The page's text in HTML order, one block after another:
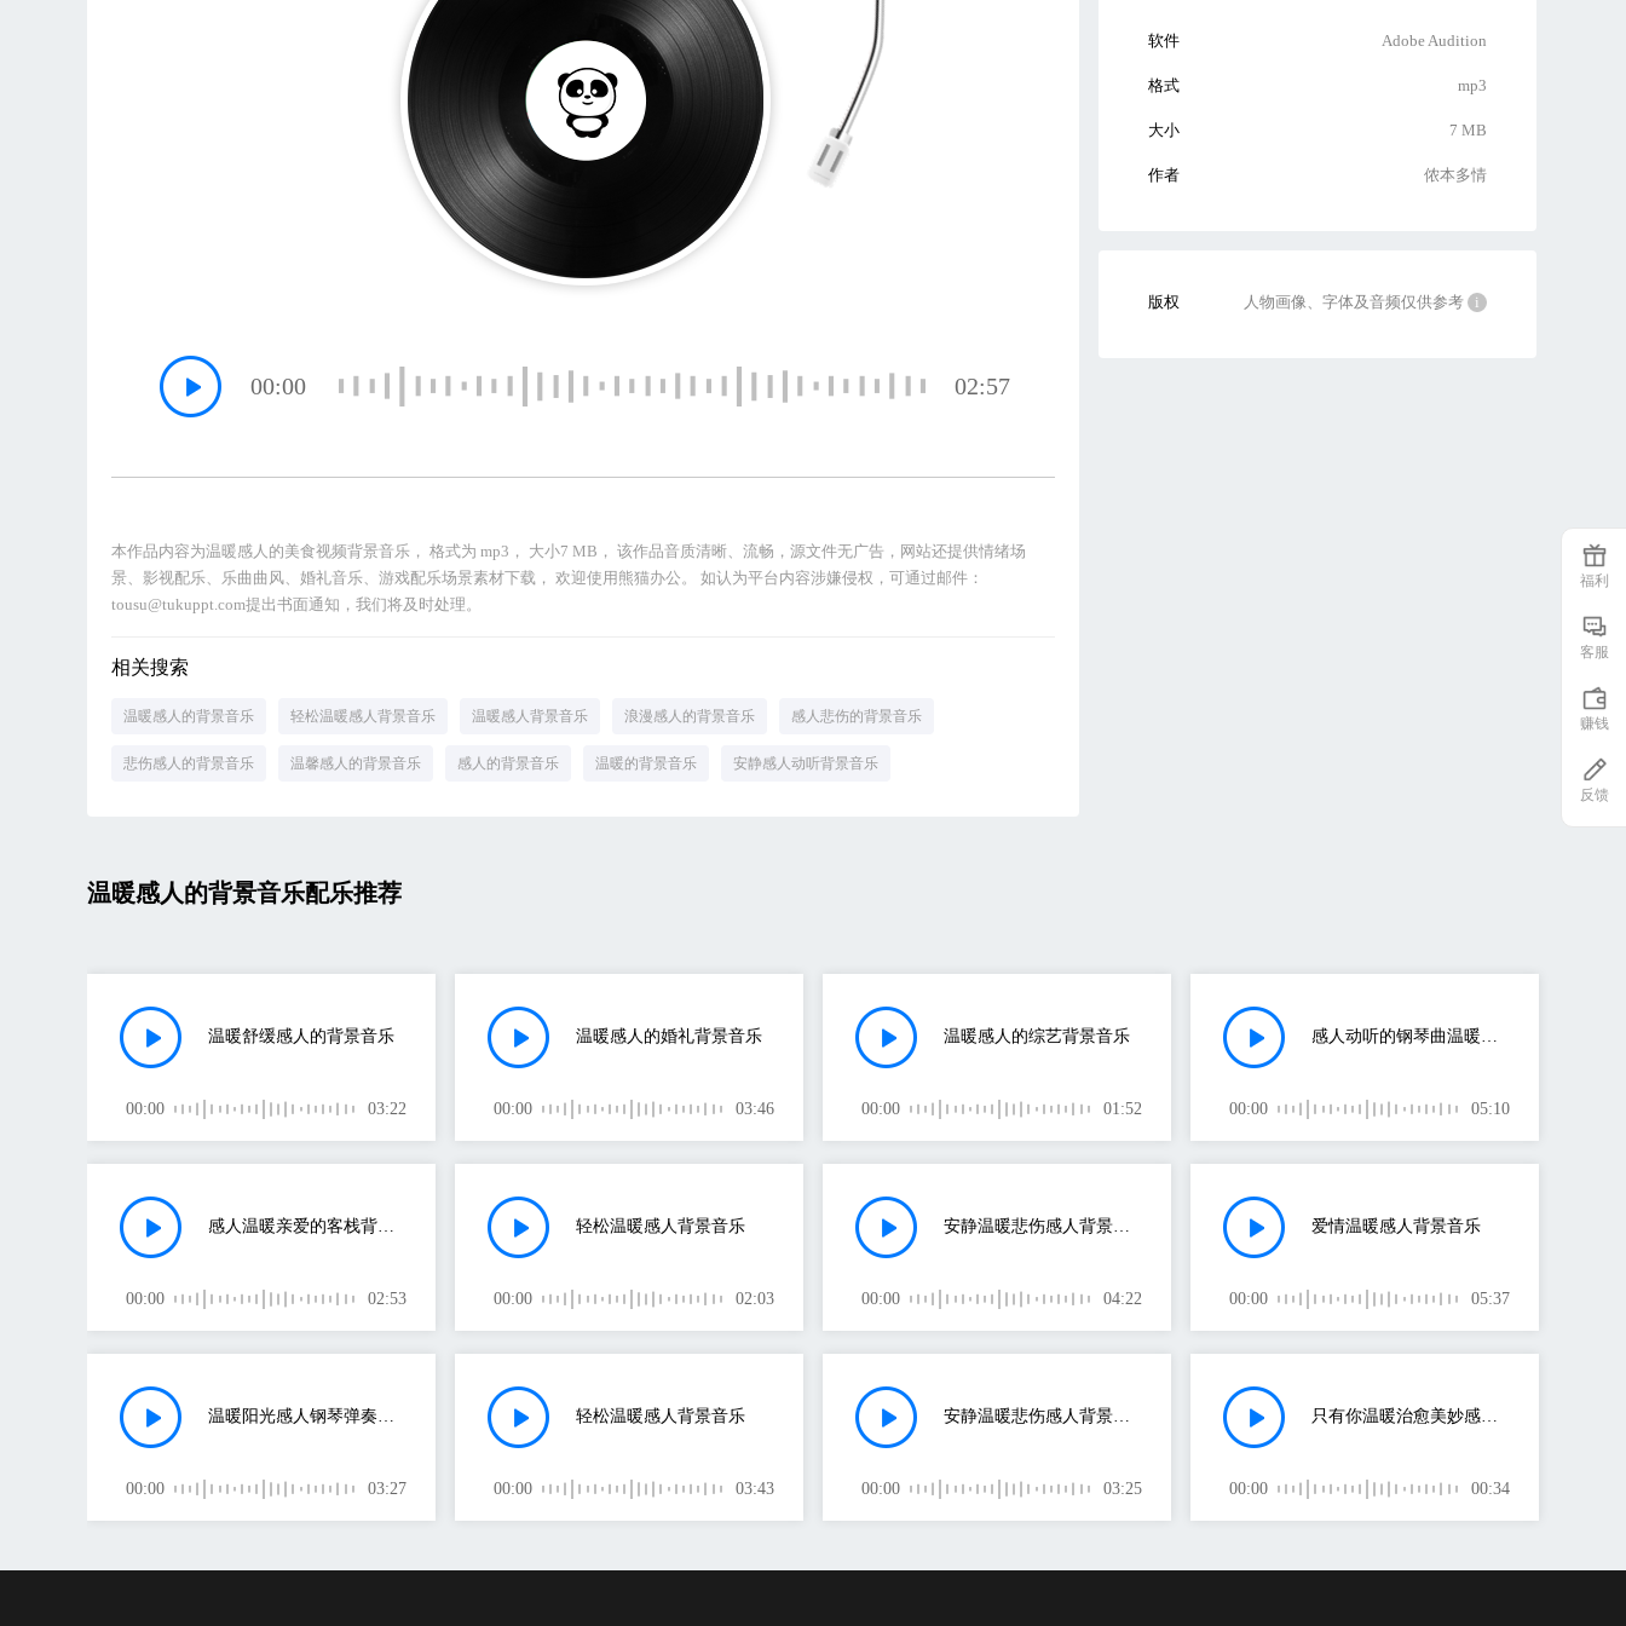
00:00 02:57
本作品内容为温暖感人的美食视频背景音乐， 格式为 mp3， 大小7 MB， 该作品音质清晰、流畅，源文件无广告，网站还提供情绪场
景、影视配乐、乐曲曲风、婚礼音乐、游戏配乐场景素材下载， 欢迎使用熊猫办公。 如认为平台内容涉嫌侵权，可通过邮件：
tousu@tukuppt.com提出书面通知，我们将及时处理。
相关搜索
温暖感人的背景音乐 轻松温暖感人背景音乐 温暖感人背景音乐 浪漫感人的背景音乐 感人悲伤的背景音乐
悲伤感人的背景音乐 温馨感人的背景音乐 感人的背景音乐 温暖的背景音乐 安静感人动听背景音乐
软件 Adobe Audition
格式 mp3
大小 7 MB
作者 侬本多情
版权 人物画像、字体及音频仅供参考 i
温暖感人的背景音乐配乐推荐
温暖舒缓感人的背景音乐
00:00 03:22
温暖感人的婚礼背景音乐
00:00 03:46
温暖感人的综艺背景音乐
00:00 01:52
感人动听的钢琴曲温暖的午后午后背景音乐
00:00 05:10
感人温暖亲爱的客栈背景音乐
00:00 02:53
轻松温暖感人背景音乐
00:00 02:03
安静温暖悲伤感人背景音乐
00:00 04:22
爱情温暖感人背景音乐
00:00 05:37
温暖阳光感人钢琴弹奏婚礼背景音乐
00:00 03:27
轻松温暖感人背景音乐
00:00 03:43
安静温暖悲伤感人背景音乐
00:00 03:25
只有你温暖治愈美妙感人视频背景音乐
00:00 00:34
福利
客服
赚钱
反馈